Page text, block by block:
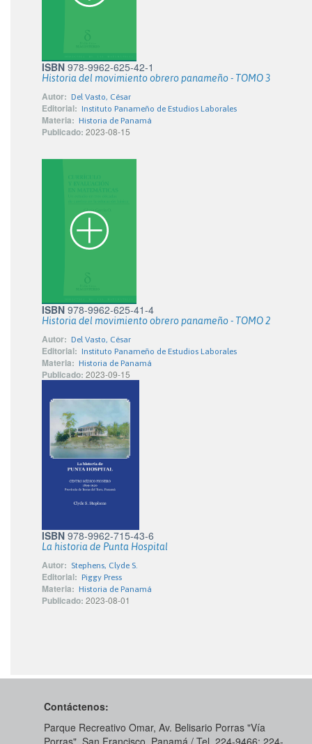
ISBN 978-9962-625-42-1
Historia del movimiento obrero panameño - TOMO 3
Autor: Del Vasto, César
Editorial: Instituto Panameño de Estudios Laborales
Materia: Historia de Panamá
Publicado: 2023-08-15
ISBN 978-9962-625-41-4
Historia del movimiento obrero panameño - TOMO 2
Autor: Del Vasto, César
Editorial: Instituto Panameño de Estudios Laborales
Materia: Historia de Panamá
Publicado: 2023-09-15
ISBN 978-9962-715-43-6
La historia de Punta Hospital
Autor: Stephens, Clyde S.
Editorial: Piggy Press
Materia: Historia de Panamá
Publicado: 2023-08-01
Contáctenos:
Parque Recreativo Omar, Av. Belisario Porras "Vía